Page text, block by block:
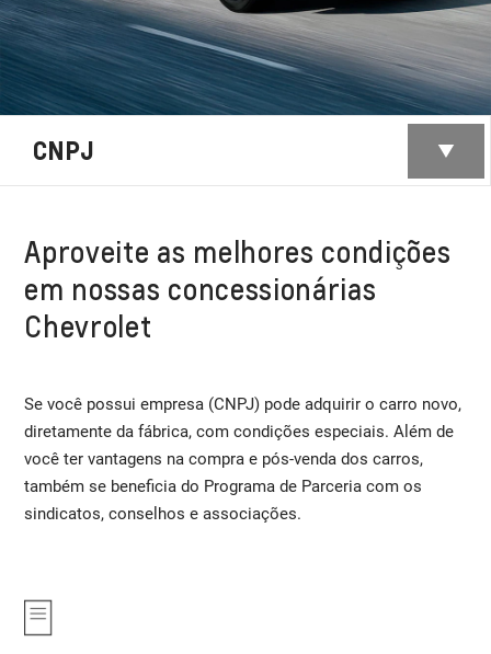
CNPJ
Aproveite as melhores condições
em nossas concessionárias
Chevrolet
Se você possui empresa (CNPJ) pode adquirir o carro novo,
diretamente da fábrica, com condições especiais. Além de
você ter vantagens na compra e pós-venda dos carros,
também se beneficia do Programa de Parceria com os
sindicatos, conselhos e associações.